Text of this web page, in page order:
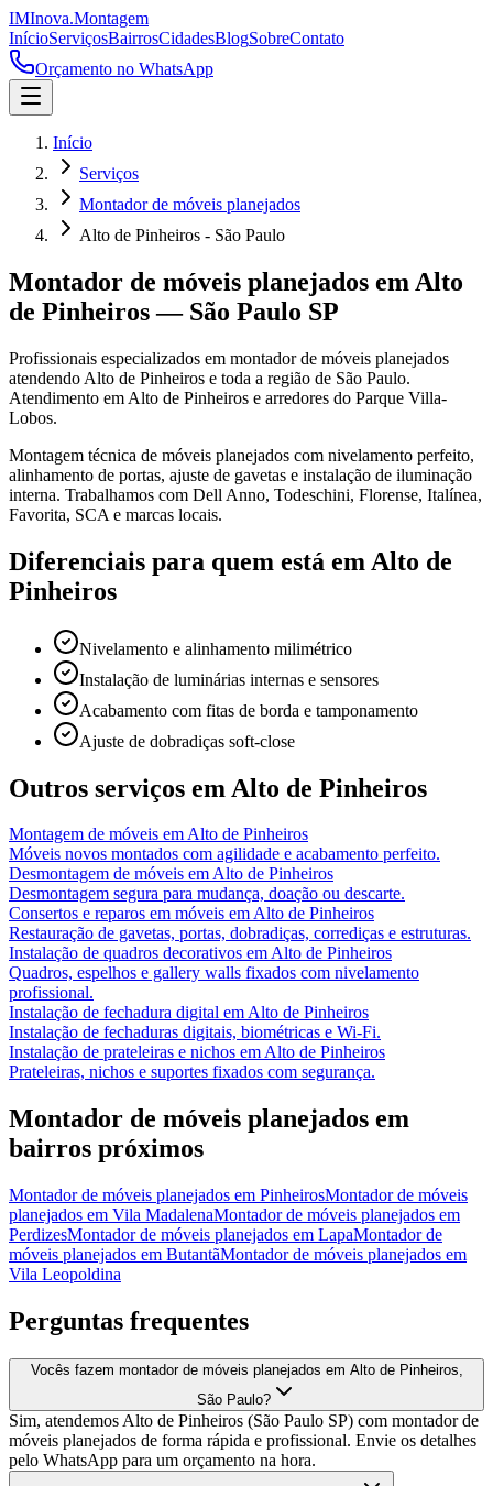
IMInova.Montagem
InícioServiçosBairrosCidadesBlogSobreContato
Orçamento no WhatsApp
Início
Serviços
Montador de móveis planejados
Alto de Pinheiros - São Paulo
Montador de móveis planejados em Alto
de Pinheiros— São Paulo SP
Profissionais especializados em montador de móveis planejados
atendendo Alto de Pinheiros e toda a região de São Paulo.
Atendimento em Alto de Pinheiros e arredores do Parque Villa-
Lobos.
Montagem técnica de móveis planejados com nivelamento perfeito,
alinhamento de portas, ajuste de gavetas e instalação de iluminação
interna. Trabalhamos com Dell Anno, Todeschini, Florense, Italínea,
Favorita, SCA e marcas locais.
Diferenciais para quem está em Alto de
Pinheiros
Nivelamento e alinhamento milimétrico
Instalação de luminárias internas e sensores
Acabamento com fitas de borda e tamponamento
Ajuste de dobradiças soft-close
Outros serviços em Alto de Pinheiros
Montagem de móveis emAlto de Pinheiros
Móveis novos montados com agilidade e acabamento perfeito.
Desmontagem de móveis emAlto de Pinheiros
Desmontagem segura para mudança, doação ou descarte.
Consertos e reparos em móveis emAlto de Pinheiros
Restauração de gavetas, portas, dobradiças, corrediças e estruturas.
Instalação de quadros decorativos emAlto de Pinheiros
Quadros, espelhos e gallery walls fixados com nivelamento
profissional.
Instalação de fechadura digital emAlto de Pinheiros
Instalação de fechaduras digitais, biométricas e Wi-Fi.
Instalação de prateleiras e nichos emAlto de Pinheiros
Prateleiras, nichos e suportes fixados com segurança.
Montador de móveis planejados em
bairros próximos
Montador de móveis planejados em PinheirosMontador de móveis
planejados em Vila MadalenaMontador de móveis planejados em
PerdizesMontador de móveis planejados em LapaMontador de
móveis planejados em ButantãMontador de móveis planejados em
Vila Leopoldina
Perguntas frequentes
Vocês fazem montador de móveis planejados em Alto de Pinheiros,
São Paulo?
Sim, atendemos Alto de Pinheiros (São Paulo SP) com montador de
móveis planejados de forma rápida e profissional. Envie os detalhes
pelo WhatsApp para um orçamento na hora.